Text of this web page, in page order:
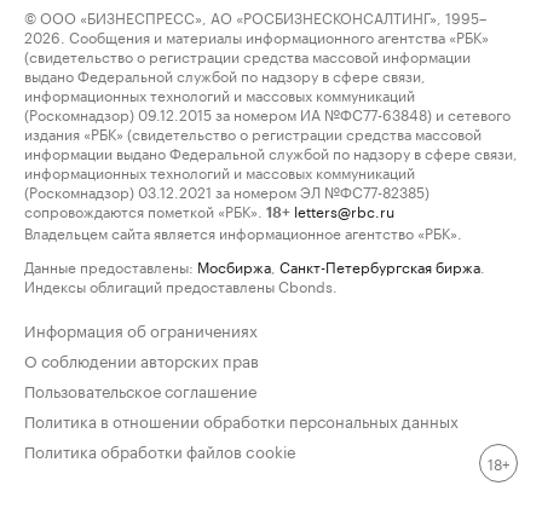
© ООО «БИЗНЕСПРЕСС», АО «РОСБИЗНЕСКОНСАЛТИНГ», 1995–
2026. Сообщения и материалы информационного агентства «РБК»
(свидетельство о регистрации средства массовой информации
выдано Федеральной службой по надзору в сфере связи,
информационных технологий и массовых коммуникаций
(Роскомнадзор) 09.12.2015 за номером ИА №ФС77-63848) и сетевого
издания «РБК» (свидетельство о регистрации средства массовой
информации выдано Федеральной службой по надзору в сфере связи,
информационных технологий и массовых коммуникаций
(Роскомнадзор) 03.12.2021 за номером ЭЛ №ФС77-82385)
сопровождаются пометкой «РБК».
18+ letters@rbc.ru
Владельцем сайта является информационное агентство «РБК».
Данные предоставлены: Мосбиржа Санкт-Петербургская биржа
Индексы облигаций предоставлены Cbonds.
Информация об ограничениях
О соблюдении авторских прав
Пользовательское соглашение
Политика в отношении обработки персональных данных
Политика обработки файлов cookie
18+